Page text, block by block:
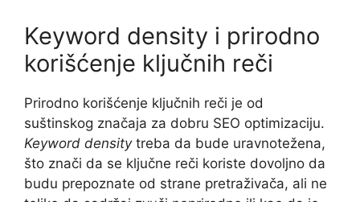
Keyword density i prirodno
korišćenje ključnih reči
Prirodno korišćenje ključnih reči je od
suštinskog značaja za dobru SEO optimizaciju.
Keyword densitytreba da bude uravnotežena,
što znači da se ključne reči koriste dovoljno da
budu prepoznate od strane pretraživača, ali ne